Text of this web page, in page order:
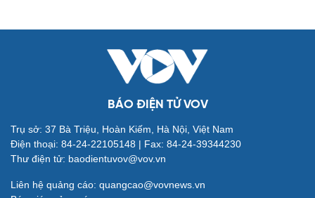
Ăn sạch sống khỏe
Đời sống
Nhà đẹp
Tình yêu - Gia đình
Văn hóa
Sân khấu - Điện ảnh
Di sản
BÁO ĐIỆN TỬ VOV
Trụ sở: 37 Bà Triệu, Hoàn Kiếm, Hà Nội, Việt Nam
Điện thoại: 84-24-22105148 | Fax: 84-24-39344230
Thư điện tử: baodientuvov@vov.vn
Liên hệ quảng cáo: quangcao@vovnews.vn